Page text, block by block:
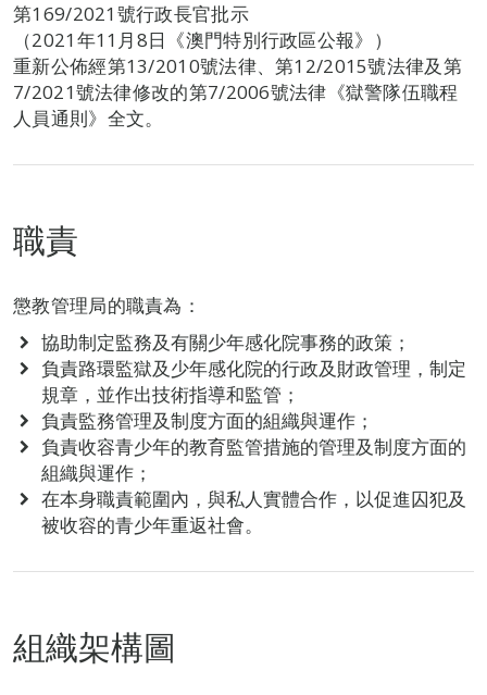
第169/2021號行政長官批示
（2021年11月8日《澳門特別行政區公報》）
重新公佈經第13/2010號法律、第12/2015號法律及第
7/2021號法律修改的第7/2006號法律《獄警隊伍職程
人員通則》全文。
職責
懲教管理局的職責為：
協助制定監務及有關少年感化院事務的政策；
負責路環監獄及少年感化院的行政及財政管理，制定
規章，並作出技術指導和監管；
負責監務管理及制度方面的組織與運作；
負責收容青少年的教育監管措施的管理及制度方面的
組織與運作；
在本身職責範圍內，與私人實體合作，以促進囚犯及
被收容的青少年重返社會。
組織架構圖